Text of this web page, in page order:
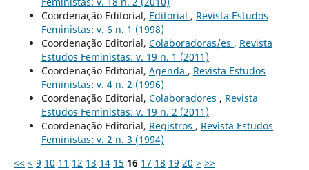
Coordenação Editorial, Editorial , Revista Estudos
Feministas: v. 6 n. 1 (1998)
Coordenação Editorial, Colaboradoras/es , Revista
Estudos Feministas: v. 19 n. 1 (2011)
Coordenação Editorial, Agenda , Revista Estudos
Feministas: v. 4 n. 2 (1996)
Coordenação Editorial, Colaboradores , Revista
Estudos Feministas: v. 19 n. 2 (2011)
Coordenação Editorial, Registros , Revista Estudos
Feministas: v. 2 n. 3 (1994)
<< < 9 10 11 12 13 14 15 16 17 18 19 20 > >>